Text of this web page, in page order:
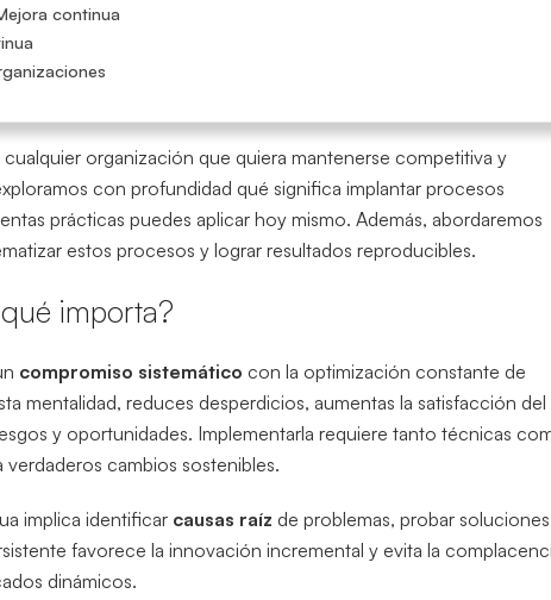
continua
cualquier organización que quiera mantenerse competitiva y
con profundidad qué significa implantar procesos
prácticas puedes aplicar hoy mismo. Además, abordaremos
estos procesos y lograr resultados reproducibles.
importa?
compromiso sistemático con la optimización constante de
mentalidad, reduces desperdicios, aumentas la satisfacción del
y oportunidades. Implementarla requiere tanto técnicas
cambios sostenibles.
implica identificar causas raíz de problemas, probar
favorece la innovación incremental y evita la
dinámicos.